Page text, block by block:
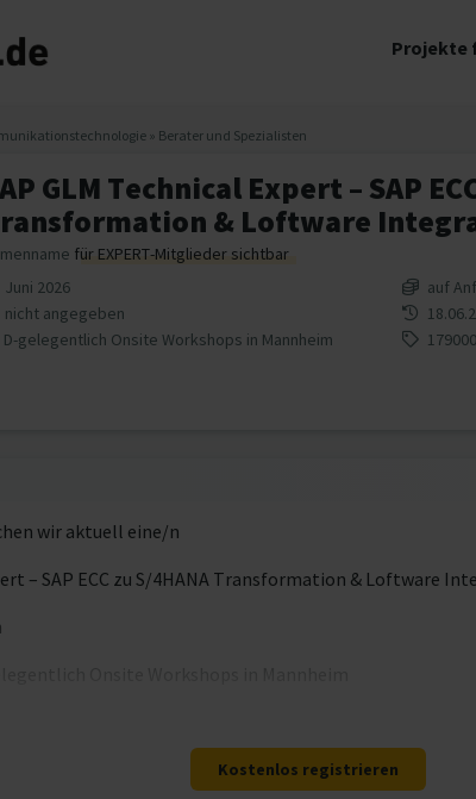
Projekte
» Berater und Spezialisten
GLM Technical Expert – SAP
& Loftware
für EXPERT-Mitglieder sichtbar
Juni 2026
nicht angegeben
D-gelegentlich Onsite Workshops in Mannheim
auf
179000
wir aktuell eine/n
– SAP ECC zu S/4HANA Transformation & Loftware
Kostenlos registrieren